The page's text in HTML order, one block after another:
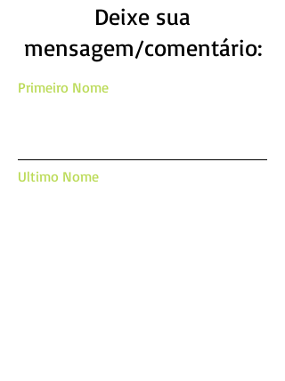
Deixe sua
mensagem/comentário:
Primeiro Nome
Ultimo Nome